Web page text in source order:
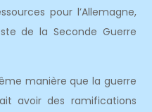
pour l’Allemagne,
de la Seconde Guerre
manière que la guerre
avoir des ramifications